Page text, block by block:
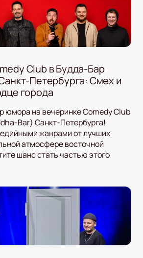
Club в Будда-Бар
Петербурга: Смех и
города
юмора на вечеринке Comedy Club
Bar) Санкт-Петербурга!
жанрами от лучших
атмосфере восточной
шанс стать частью этого